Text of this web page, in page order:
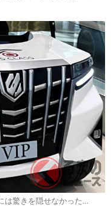
は驚きを隠せなかった…